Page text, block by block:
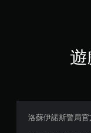
洛蘇伊諾斯警局